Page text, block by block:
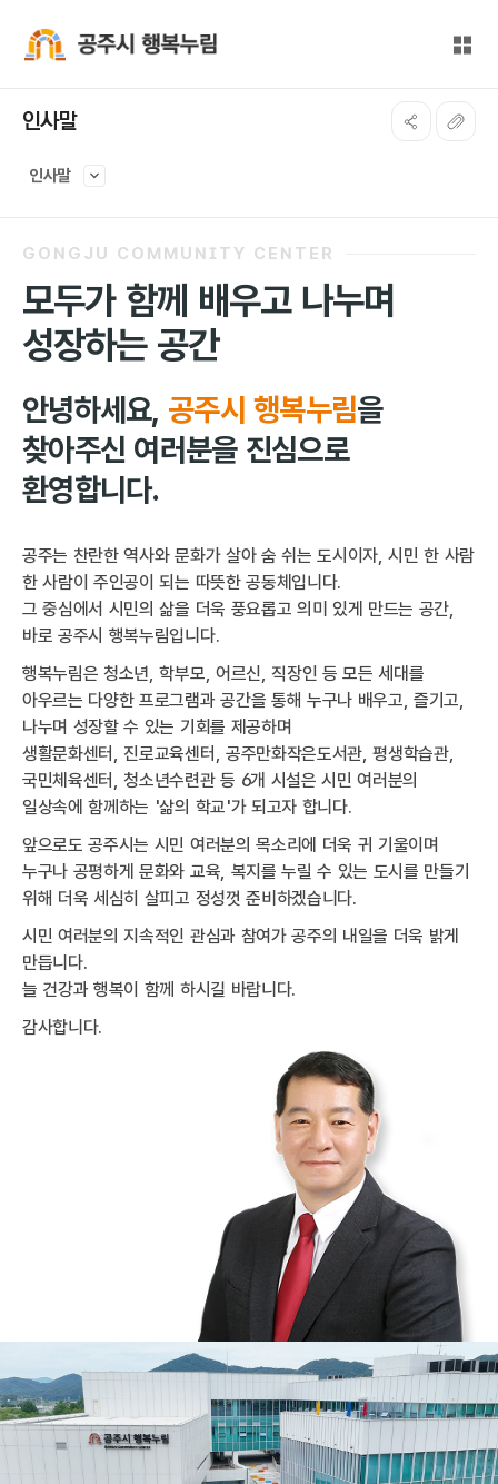
전체
인사말
인사말
GONGJU COMMUNITY CENTER
모두가 함께 배우고 나누며
성장하는 공간
안녕하세요, 공주시 행복누림을
찾아주신 여러분을 진심으로
환영합니다.
공주는 찬란한 역사와 문화가 살아 숨 쉬는 도시이자, 시민 한 사람
한 사람이 주인공이 되는 따뜻한 공동체입니다.
그 중심에서 시민의 삶을 더욱 풍요롭고 의미 있게 만드는 공간,
바로 공주시 행복누림입니다.
행복누림은 청소년, 학부모, 어르신, 직장인 등 모든 세대를
아우르는 다양한 프로그램과 공간을 통해 누구나 배우고, 즐기고,
나누며 성장할 수 있는 기회를 제공하며
생활문화센터, 진로교육센터, 공주만화작은도서관, 평생학습관,
국민체육센터, 청소년수련관 등 6개 시설은 시민 여러분의
일상속에 함께하는 '삶의 학교'가 되고자 합니다.
앞으로도 공주시는 시민 여러분의 목소리에 더욱 귀 기울이며
누구나 공평하게 문화와 교육, 복지를 누릴 수 있는 도시를 만들기
위해 더욱 세심히 살피고 정성껏 준비하겠습니다.
시민 여러분의 지속적인 관심과 참여가 공주의 내일을 더욱 밝게
만듭니다.
늘 건강과 행복이 함께 하시길 바랍니다.
감사합니다.